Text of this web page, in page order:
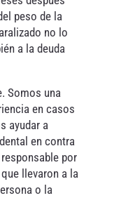
peso de la
no lo
a la deuda
Somos una
en casos
ayudar a
en contra
por
llevaron a la
o la